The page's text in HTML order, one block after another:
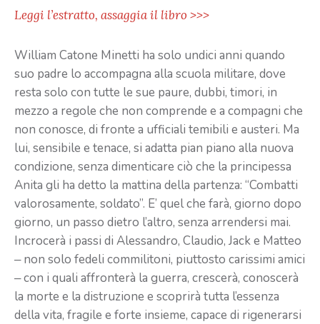
Leggi l’estratto, assaggia il libro >>>
William Catone Minetti ha solo undici anni quando
suo padre lo accompagna alla scuola militare, dove
resta solo con tutte le sue paure, dubbi, timori, in
mezzo a regole che non comprende e a compagni che
non conosce, di fronte a ufficiali temibili e austeri. Ma
lui, sensibile e tenace, si adatta pian piano alla nuova
condizione, senza dimenticare ciò che la principessa
Anita gli ha detto la mattina della partenza: “Combatti
valorosamente, soldato”. E’ quel che farà, giorno dopo
giorno, un passo dietro l’altro, senza arrendersi mai.
Incrocerà i passi di Alessandro, Claudio, Jack e Matteo
‒ non solo fedeli commilitoni, piuttosto carissimi amici
‒ con i quali affronterà la guerra, crescerà, conoscerà
la morte e la distruzione e scoprirà tutta l’essenza
della vita, fragile e forte insieme, capace di rigenerarsi